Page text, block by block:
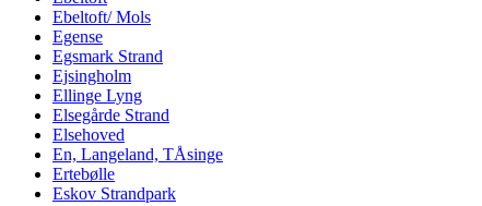
Ebeltoft/ Mols
Egense
Egsmark Strand
Ejsingholm
Ellinge Lyng
Elsegårde Strand
Elsehoved
En, Langeland, TÅsinge
Ertebølle
Eskov Strandpark